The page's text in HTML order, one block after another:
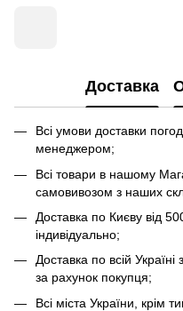
Доставка
Всі умови доставки
менеджером;
Всі товари в нашому
самовивозом з наших
Доставка по Києву від
індивідуально;
Доставка по всій
за рахунок покупця;
Всі міста України, крім